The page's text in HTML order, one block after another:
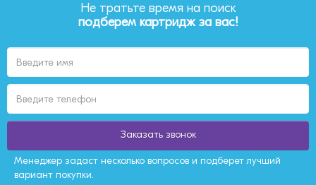
Не тратьте время на поиск
подберем картридж за вас!
Заказать звонок
Менеджер задаст несколько вопросов и подберет лучший
вариант покупки.